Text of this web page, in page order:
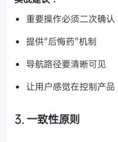
重要操作必须二次确认
提供"后悔药"机制
导航路径要清晰可见
让用户感觉在控制产
3. 一致性原则